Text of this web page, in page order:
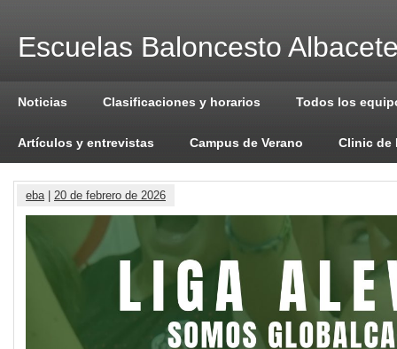
Escuelas Baloncesto
Noticias Clasificaciones y horarios Todos los
Artículos y entrevistas Campus de Verano Clinic de
eba| 20 de febrero de 2026